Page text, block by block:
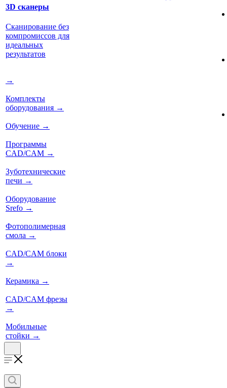
3D сканеры
Сканирование без
компромиссов для
идеальных
результатов
→
Комплекты
оборудования →
Обучение →
Программы
CAD/CAM →
Зуботехнические
печи →
Оборудование
Srefo →
Фотополимерная
смола →
CAD/CAM блоки
→
Керамика →
CAD/CAM фрезы
→
Мобильные
стойки →